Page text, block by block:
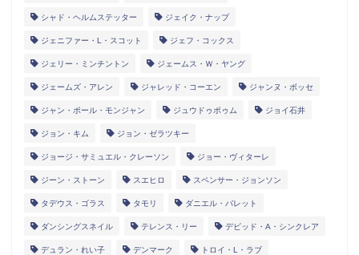
シャド・ヘルムステッター ジェイク・ナップ
ジェニファー・L・スコット ジェフ・コックス
ジェリー・ミンチントン ジェームス・Ｗ・ヤング
ジェームズ・アレン ジャレッド・コーエン ジャンヌ・ボッセ
ジャン・ポール・モンジャン ジュウドゥポゥム ジョイ石井
ジョン・キム ジョン・ゼラツキー
ジョージ・サミュエル・クレーソン ジョー・ヴィターレ
ジーン・ストーン スエヒロ スペンサー・ジョンソン
タデウス・ゴラス タモリ ダニエル・バレット
ダンシングスネイル テレンス・リー デビッド・A・シンクレア
デュラン・れい子 デンマーク トロイ・L・ラブ